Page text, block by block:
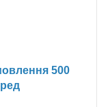
500